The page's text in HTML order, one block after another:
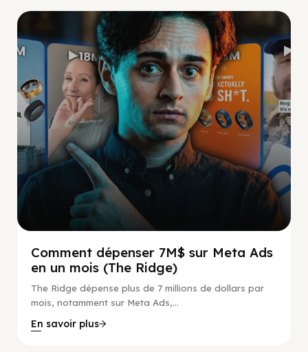
Social Scaling
Comment dépenser 7M$ sur Meta Ads
en un mois (The Ridge)
The Ridge dépense plus de 7 millions de dollars par
mois, notamment sur Meta Ads,...
En savoir plus